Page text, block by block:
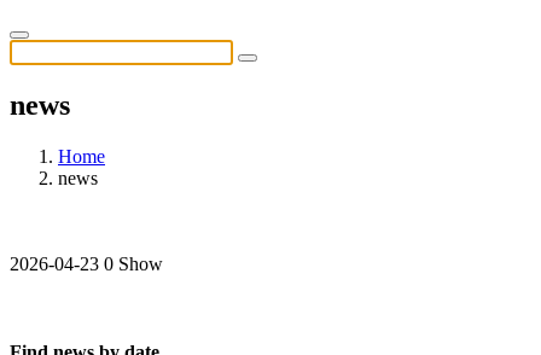
news
Home
news
2026-04-23 0 Show